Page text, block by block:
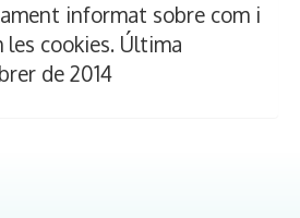
informat sobre com i
cookies. Última
de 2014